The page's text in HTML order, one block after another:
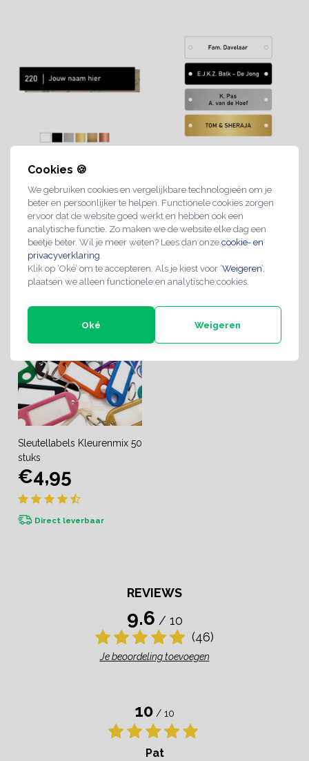
Cookies 🍪
We gebruiken cookies en vergelijkbare technologieën om je
beter en persoonlijker te helpen. Functionele cookies zorgen
ervoor dat de website goed werkt en hebben ook een
analytische functie. Zo maken we de website elke dag een
beetje beter. Wil je meer weten? Lees dan onze cookie- en
privacyverklaring.
Klik op ‘Oké’ om te accepteren. Als je kiest voor ‘Weigeren’,
plaatsen we alleen functionele en analytische cookies.
Oké Weigeren
Kunststof naamplaatje
€3,49
2-4 werkdagen
€3,79
2-4 werkdagen
Sleutellabels Kleurenmix 50
stuks
€4,95
Direct leverbaar
REVIEWS
9.6 / 10
(46)
Je beoordeling toevoegen
10 / 10
Pat